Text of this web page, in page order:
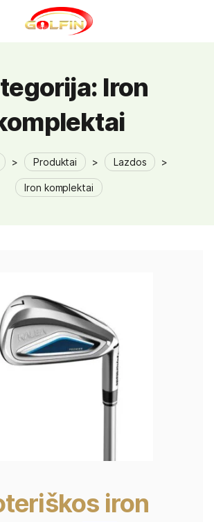
Iron
> Produktai > Lazdos >
Iron komplektai
iron